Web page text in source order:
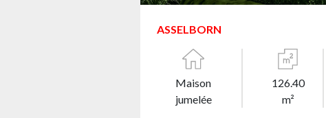
ASSELBORN
Maison
jumelée
126.40
m²